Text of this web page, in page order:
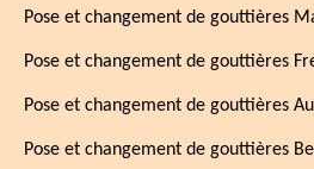
Pose et changement de gouttières
Pose et changement de gouttières
Pose et changement de gouttières
Pose et changement de gouttières